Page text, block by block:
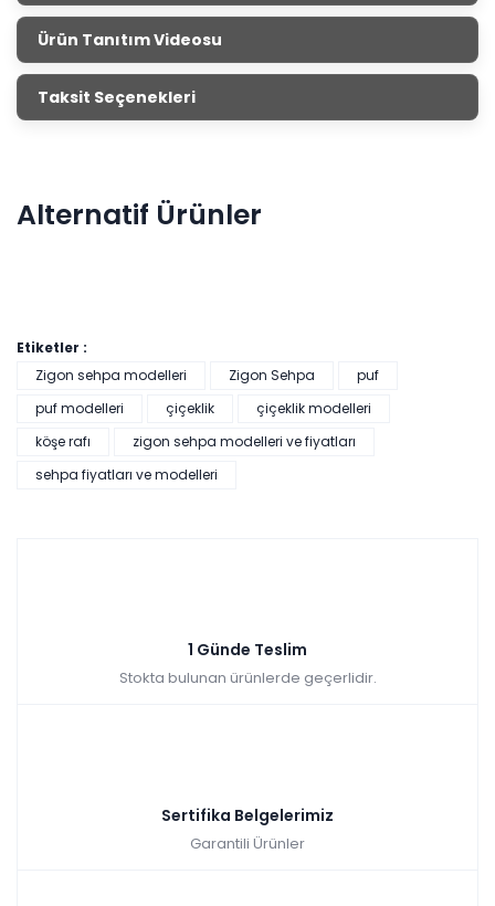
Aksesuar Setleri
Salonların tamamlayıcısı aksesuar setleri ile evini
mağazalarımızdan satın alarak evini dekore edebilirsin.
Ürün Tanıtım Videosu
Taksit Seçenekleri
Alternatif Ürünler
Pratik Çok Amaçlı Dolap - Beyaz
₺2.490,00
Etiketler :
Zigon sehpa modelleri
Zigon Sehpa
puf
puf modelleri
çiçeklik
çiçeklik modelleri
köşe rafı
zigon sehpa modelleri ve fiyatları
sehpa fiyatları ve modelleri
1 Günde Teslim
Stokta bulunan ürünlerde geçerlidir.
Sertifika Belgelerimiz
Garantili Ürünler